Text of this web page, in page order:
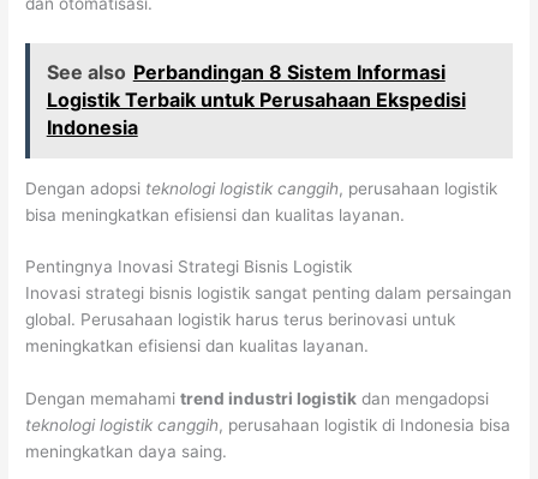
See also Perbandingan 8 Sistem Informasi
Logistik Terbaik untuk Perusahaan Ekspedisi
Indonesia
Dengan adopsi teknologi logistik canggih, perusahaan logistik
bisa meningkatkan efisiensi dan kualitas layanan.
Pentingnya Inovasi Strategi Bisnis Logistik
Inovasi strategi bisnis logistik sangat penting dalam persaingan
global. Perusahaan logistik harus terus berinovasi untuk
meningkatkan efisiensi dan kualitas layanan.
Dengan memahamitrend industri logistik dan mengadopsi
teknologi logistik canggih, perusahaan logistik di Indonesia bisa
meningkatkan daya saing.